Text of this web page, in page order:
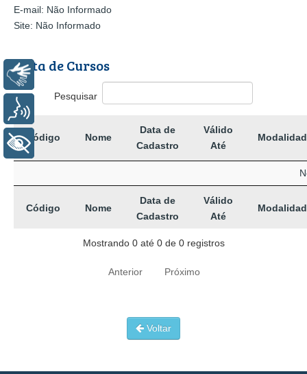
E-mail: Não Informado
Site: Não Informado
Lista de Cursos
Pesquisar
Código Nome
Data de
Cadastro
Válido
Até
Código Nome
Data de
Cadastro
Válido
Até
Mostrando 0 até 0 de 0 registros
Anterior Próximo
Voltar
Libras
+ Acessibilidade